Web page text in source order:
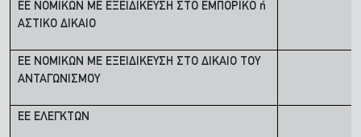
ΕΕ ΝΟΜΙΚΩΝ ΜΕ ΕΞΕΙΔΙΚΕΥΣΗ ΣΤΟ ΕΜΠΟΡΙΚΟ ή
ΑΣΤΙΚΟ ΔΙΚΑΙΟ
ΕΕ ΝΟΜΙΚΩΝ ΜΕ ΕΞΕΙΔΙΚΕΥΣΗ ΣΤΟ ΔΙΚΑΙΟ ΤΟΥ
ΑΝΤΑΓΩΝΙΣΜΟΥ
ΕΕ ΕΛΕΓΚΤΩΝ